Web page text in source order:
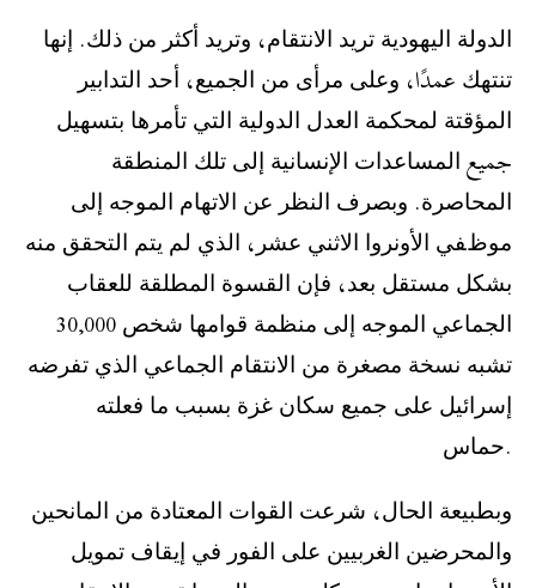
‫ﺍﻟﺪﻭﻟﺔ ﺍﻟﻴﻬﻮﺩﻳﺔ ﺗﺮﻳﺪ ﺍﻻﻧﺘﻘﺎﻡ، ﻭﺗﺮﻳﺪ ﺃﻛﺜﺮ ﻣﻦ ﺫﻟﻚ. ﺇﻧﻬﺎ
ﺗﻨﺘﻬﻚ عمدًا، ﻭﻋﻠﻰ ﻣﺮﺃﻯ ﻣﻦ ﺍﻟﺠﻤﻴﻊ، ﺃﺣﺪ ﺍﻟﺘﺪﺍﺑﻴﺮ
ﺍﻟﻤﺆﻗﺘﺔ ﻟﻤﺤﻜﻤﺔ ﺍﻟﻌﺪﻝ ﺍﻟﺪﻭﻟﻴﺔ ﺍﻟﺘﻲ ﺗﺄﻣﺮﻫﺎ ﺑﺘﺴﻬﻴﻞ
جميع ﺍﻟﻤﺴﺎﻋﺪﺍﺕ ﺍﻹﻧﺴﺎﻧﻴﺔ ﺇﻟﻰ ﺗﻠﻚ ﺍﻟﻤﻨﻄﻘﺔ
ﺍﻟﻤﺤﺎﺻﺮﺓ. ﻭﺑﺼﺮﻑ ﺍﻟﻨﻈﺮ ﻋﻦ ﺍﻻﺗﻬﺎﻡ ﺍﻟﻤﻮﺟﻪ ﺇﻟﻰ
ﻣﻮﻅﻔﻲ ﺍﻷﻭﻧﺮﻭﺍ ﺍﻻﺛﻨﻲ ﻋﺸﺮ، ﺍﻟﺬﻱ ﻟﻢ ﻳﺘﻢ ﺍﻟﺘﺤﻘﻖ ﻣﻨﻪ
ﺑﺸﻜﻞ ﻣﺴﺘﻘﻞ ﺑﻌﺪ، ﻓﺈﻥ ﺍﻟﻘﺴﻮﺓ ﺍﻟﻤﻄﻠﻘﺔ ﻟﻠﻌﻘﺎﺏ
ﺍﻟﺠﻤﺎﻋﻲ ﺍﻟﻤﻮﺟﻪ ﺇﻟﻰ ﻣﻨﻈﻤﺔ ﻗﻮﺍﻣﻬﺎ ‪ 30,000 ﺷﺨﺺ
ﺗﺸﺒﻪ ﻧﺴﺨﺔ ﻣﺼﻐﺮﺓ ﻣﻦ ﺍﻻﻧﺘﻘﺎﻡ ﺍﻟﺠﻤﺎﻋﻲ ﺍﻟﺬﻱ ﺗﻔﺮﺿﻪ
ﺇﺳﺮﺍﺋﻴﻞ ﻋﻠﻰ ﺟﻤﻴﻊ ﺳﻜﺎﻥ ﻏﺰﺓ ﺑﺴﺒﺐ ﻣﺎ ﻓﻌﻠﺘﻪ
ﺣﻤﺎﺱ.
‫ﻭﺑﻄﺒﻴﻌﺔ ﺍﻟﺤﺎﻝ، ﺷﺮﻋﺖ ﺍﻟﻘﻮﺍﺕ ﺍﻟﻤﻌﺘﺎﺩﺓ ﻣﻦ ﺍﻟﻤﺎﻧﺤﻴﻦ
ﻭﺍﻟﻤﺤﺮﺿﻴﻦ ﺍﻟﻐﺮﺑﻴﻴﻦ ﻋﻠﻰ ﺍﻟﻔﻮﺭ ﻓﻲ ﺇﻳﻘﺎﻑ ﺗﻤﻮﻳﻞ